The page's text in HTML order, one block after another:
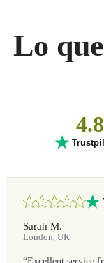
Lo
4.8
Sarah M.
London, UK
“Excellent service